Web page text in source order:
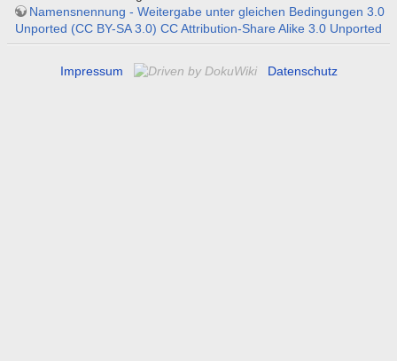
Namensnennung - Weitergabe unter gleichen Bedingungen 3.0
Unported (CC BY-SA 3.0) CC Attribution-Share Alike 3.0 Unported
Impressum Datenschutz